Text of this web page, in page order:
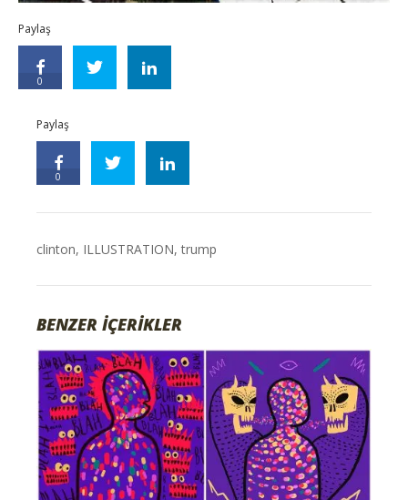
Paylaş
0
Paylaş
0
clinton, ILLUSTRATION,trump
BENZER İÇERİKLER